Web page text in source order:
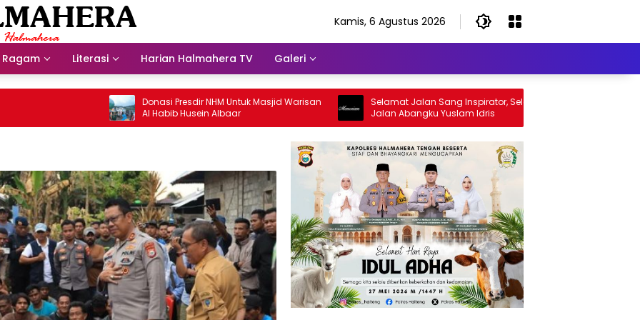
Kamis, 6 Agustus 2026
Ragam Literasi Harian Halmahera TV Galeri
Donasi Presdir NHM Untuk Masjid Warisan
Al Habib Husein Albaar
Selamat Jalan Sang Inspirator, Selamat
Jalan Abangku Yuslam Idris